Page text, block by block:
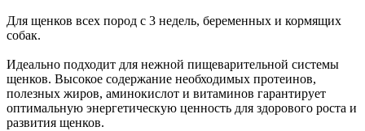
Для щенков всех пород с 3 недель, беременных и кормящих
собак.
Идеально подходит для нежной пищеварительной системы
щенков. Высокое содержание необходимых протеинов,
полезных жиров, аминокислот и витаминов гарантирует
оптимальную энергетическую ценность для здорового роста и
развития щенков.